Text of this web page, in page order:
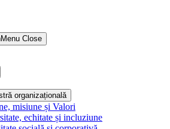
Menu Close
organizațională
misiune și Valori
echitate și incluziune